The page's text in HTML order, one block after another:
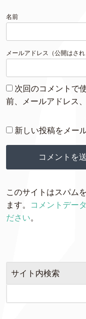
名前
メールアドレス（公開はされ
次回のコメントで
前、メールアドレス
新しい投稿をメー
このサイトはスパム
ます。
コメントデー
ださい。
サイト内検索